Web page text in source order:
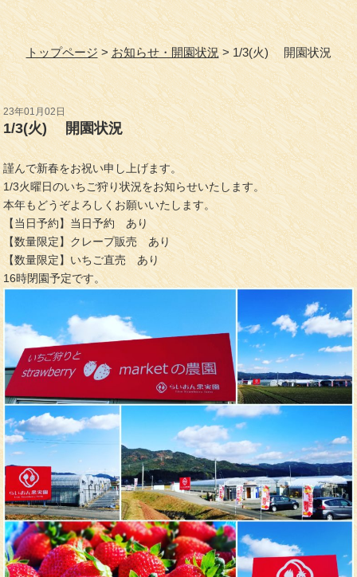
トップページ お知らせ・開園状況 1/3(火) 開園状況
23年01月02日
1/3(火) 開園状況
謹んで新春をお祝い申し上げます。
1/3火曜日のいちご狩り状況をお知らせいたします。
本年もどうぞよろしくお願いいたします。
【当日予約】当日予約 あり
【数量限定】クレープ販売 あり
【数量限定】いちご直売 あり
16時閉園予定です。